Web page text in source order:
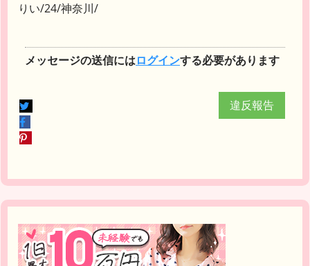
りい/24/神奈川/
メッセージの送信にはログインする必要があります
違反報告